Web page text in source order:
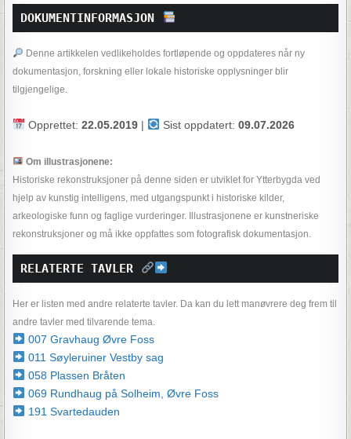
DOKUMENTINFORMASJON
Denne artikkelen vedlikeholdes fortløpende og oppdateres når ny
dokumentasjon, forskning eller lokale historiske opplysninger blir
tilgjengelige.
Opprettet:22.05.2019 | Sist oppdatert:09.07.2026
Om illustrasjonene:
Historiske rekonstruksjoner på denne siden er utviklet for Ytterbygda ved
hjelp av kunstig intelligens, med utgangspunkt i historiske kilder,
arkeologiske funn og faglige vurderinger. Illustrasjonene er kunstneriske
rekonstruksjoner og må ikke oppfattes som fotografisk dokumentasjon.
RELATERTE TAVLER
Her er listen med andre relaterte tavler. Da kan du lett manøvrere deg frem til
andre tavler med tilvarende tema.
007 Gravhaug Øvre Foss
011 Søyleruiner Vestby sag
058 Plassen Bråten
069 Rundhaug på Solheim, Øvre Foss
191 Svartedauden